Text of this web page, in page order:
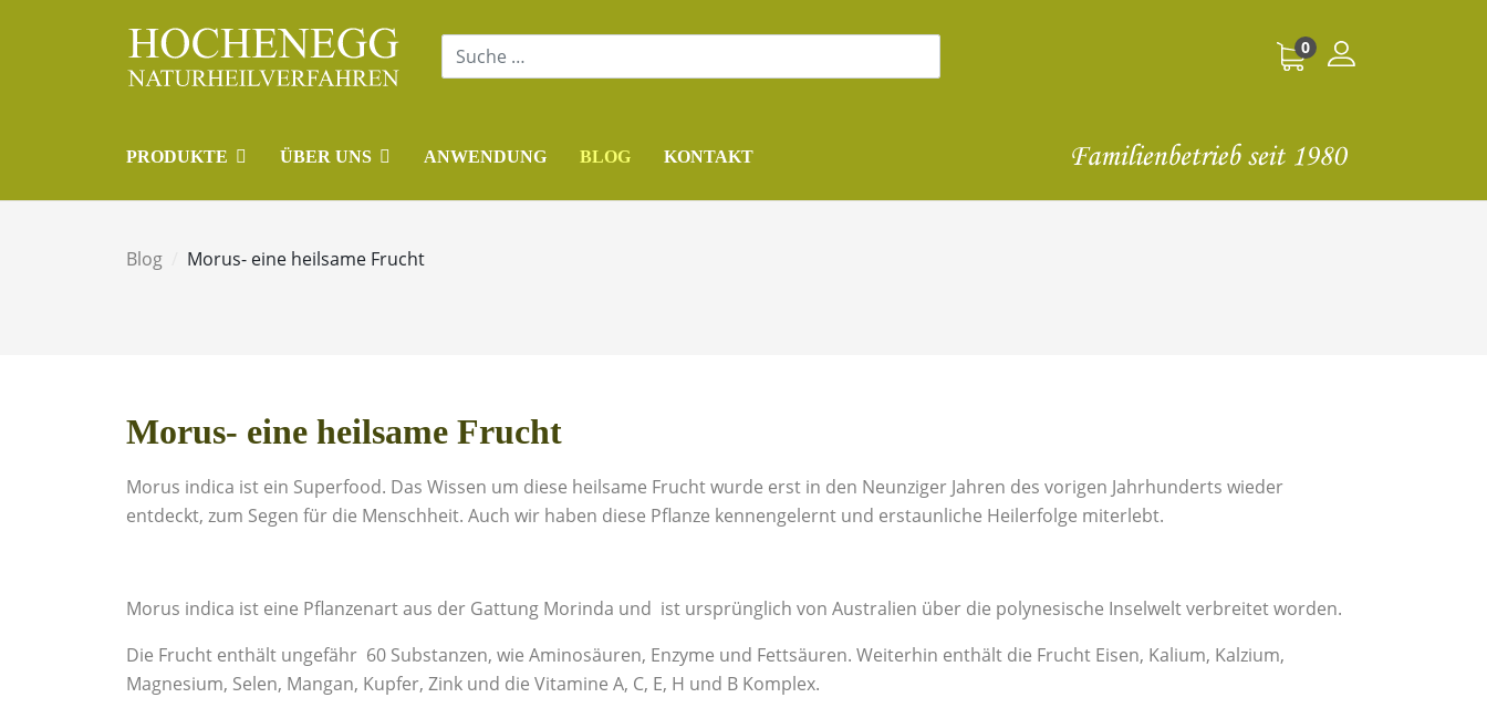
0
PRODUKTE ÜBER UNS ANWENDUNG BLOG KONTAKT
Blog Morus- eine heilsame Frucht
Morus- eine heilsame Frucht
Morus indica ist ein Superfood. Das Wissen um diese heilsame Frucht wurde erst in den Neunziger Jahren des vorigen Jahrhunderts wieder
entdeckt, zum Segen für die Menschheit. Auch wir haben diese Pflanze kennengelernt und erstaunliche Heilerfolge miterlebt.
Morus indica ist eine Pflanzenart aus der Gattung Morinda und ist ursprünglich von Australien über die polynesische Inselwelt verbreitet worden.
Die Frucht enthält ungefähr 60 Substanzen, wie Aminosäuren, Enzyme und Fettsäuren. Weiterhin enthält die Frucht Eisen, Kalium, Kalzium,
Magnesium, Selen, Mangan, Kupfer, Zink und die Vitamine A, C, E, H und B Komplex.